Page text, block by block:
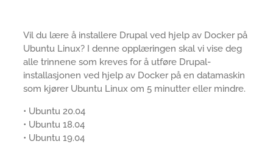
Vil du lære å installere Drupal ved hjelp av Docker på
Ubuntu Linux? I denne opplæringen skal vi vise deg
alle trinnene som kreves for å utføre Drupal-
installasjonen ved hjelp av Docker på en datamaskin
som kjører Ubuntu Linux om 5 minutter eller mindre.
• Ubuntu 20.04
• Ubuntu 18.04
• Ubuntu 19.04